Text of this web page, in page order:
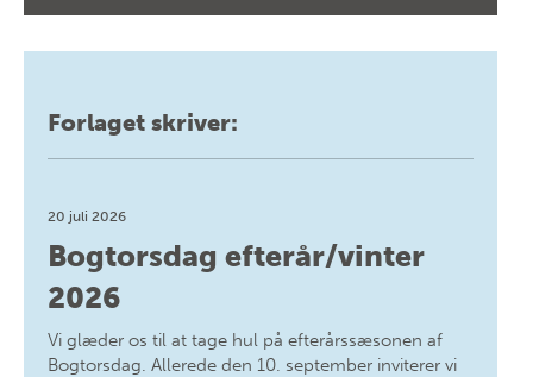
Forlaget skriver:
20 juli 2026
Bogtorsdag efterår/vinter
2026
Vi glæder os til at tage hul på efterårssæsonen af
Bogtorsdag. Allerede den 10. september inviterer vi